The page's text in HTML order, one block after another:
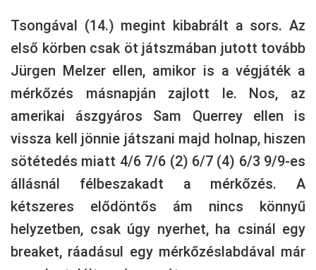
Tsongával (14.) megint kibabrált a sors. Az
első körben csak öt játszmában jutott tovább
Jürgen Melzer ellen, amikor is a végjáték a
mérkőzés másnapján zajlott le. Nos, az
amerikai ászgyáros Sam Querrey ellen is
vissza kell jönnie játszani majd holnap, hiszen
sötétedés miatt 4/6 7/6 (2) 6/7 (4) 6/3 9/9-es
állásnál félbeszakadt a mérkőzés. A
kétszeres elődöntős ám nincs könnyű
helyzetben, csak úgy nyerhet, ha csinál egy
breaket, ráadásul egy mérkőzéslabdával már